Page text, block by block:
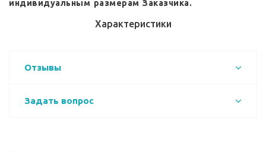
индивидуальным размерам Заказчика.
Характеристики
Отзывы
Задать вопрос